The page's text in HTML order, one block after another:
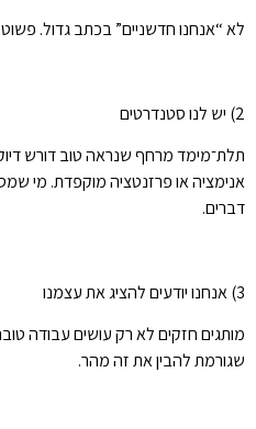
לא “אנחנו חדשניים” בכתב גדול.
2) יש לנו סטנדרטים
תלת־מימד מרחף שנראה טוב דורש
אנימציה או פרזנטציה מוקפדת. מי
דברים.
3) אנחנו יודעים להציג את עצמנו
מותגים חזקים לא רק עושים עבודה
שגורמת להבין את זה מהר.